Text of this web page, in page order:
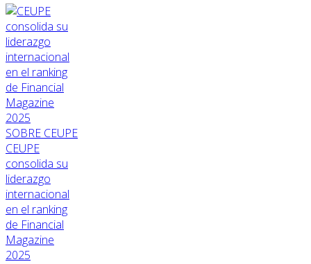
SOBRE CEUPE
CEUPE
consolida su
liderazgo
internacional
en el ranking
de Financial
Magazine
2025